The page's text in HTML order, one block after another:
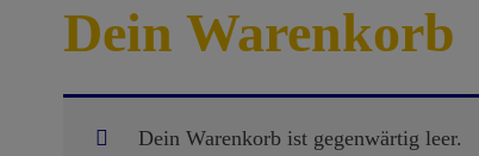
Dein Warenkorb
Dein Warenkorb ist gegenwärtig leer.